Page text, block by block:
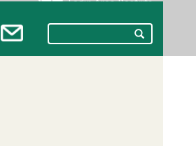
Login Área Restrita